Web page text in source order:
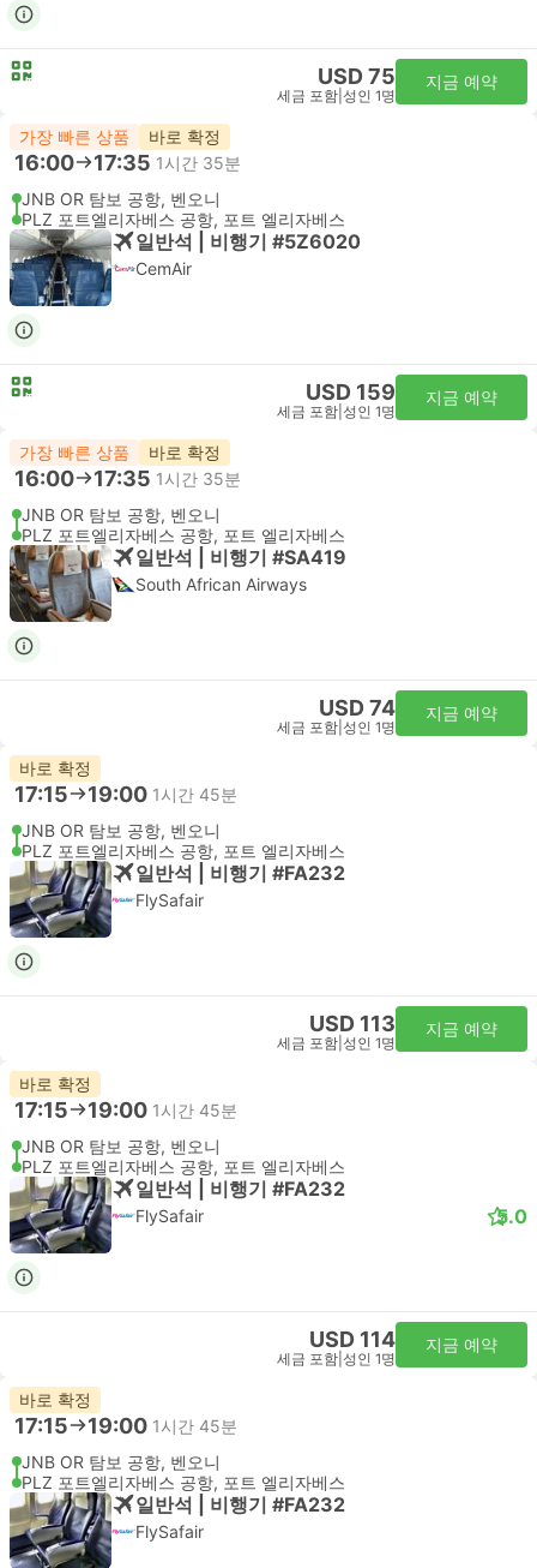
USD 75
세금 포함 성인 1명
지금 예약
가장 빠른 상품 바로 확정
16:00 17:35 1시간 35분
JNB OR 탐보 공항, 벤오니
PLZ 포트엘리자베스 공항, 포트 엘리자베스
일반석 | 비행기 #5Z6020
CemAir
USD 159
세금 포함 성인 1명
지금 예약
가장 빠른 상품 바로 확정
16:00 17:35 1시간 35분
JNB OR 탐보 공항, 벤오니
PLZ 포트엘리자베스 공항, 포트 엘리자베스
일반석 | 비행기 #SA419
South African Airways
USD 74
세금 포함 성인 1명
지금 예약
바로 확정
17:15 19:00 1시간 45분
JNB OR 탐보 공항, 벤오니
PLZ 포트엘리자베스 공항, 포트 엘리자베스
일반석 | 비행기 #FA232
FlySafair
USD 113
세금 포함 성인 1명
지금 예약
바로 확정
17:15 19:00 1시간 45분
JNB OR 탐보 공항, 벤오니
PLZ 포트엘리자베스 공항, 포트 엘리자베스
일반석 | 비행기 #FA232
FlySafair 5.0
USD 114
세금 포함 성인 1명
지금 예약
바로 확정
17:15 19:00 1시간 45분
JNB OR 탐보 공항, 벤오니
PLZ 포트엘리자베스 공항, 포트 엘리자베스
일반석 | 비행기 #FA232
FlySafair